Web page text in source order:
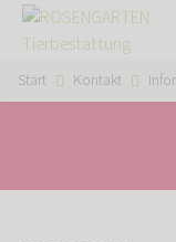
Start Kontakt